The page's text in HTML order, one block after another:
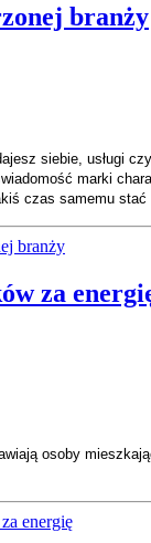
branży
siebie, usługi
marki
czas samemu
branży
za
osoby
energię